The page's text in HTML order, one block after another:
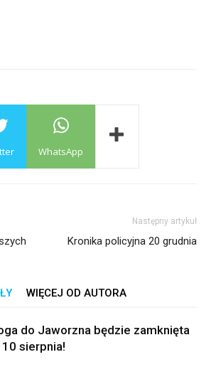
WhatsApp
Następny artykuł
Kronika policyjna 20 grudnia
WIĘCEJ OD AUTORA
do Jaworzna będzie zamknięta
sierpnia!